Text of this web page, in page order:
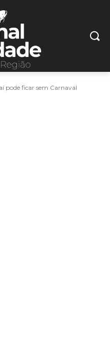
pode ficar sem Carnaval